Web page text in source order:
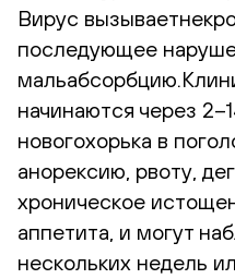
Вирус
последующее
начинаются через
новогохорька в
анорексию, рвоту,
хроническое
аппетита, и могут
нескольких недель